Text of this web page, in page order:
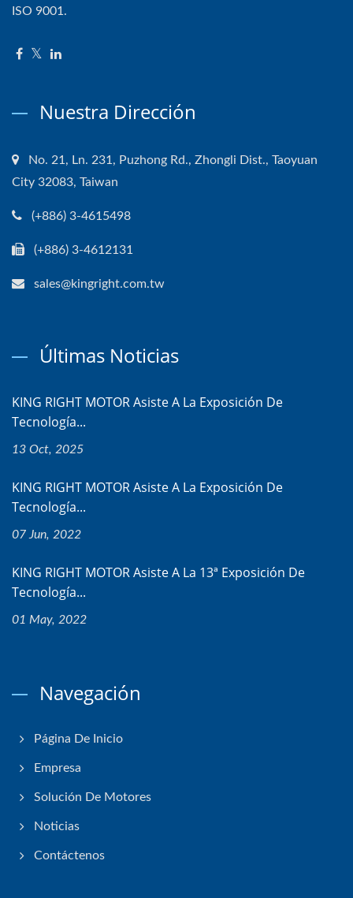
ISO 9001.
Nuestra Dirección
No. 21, Ln. 231, Puzhong Rd., Zhongli Dist., Taoyuan
City 32083, Taiwan
(+886) 3-4615498
(+886) 3-4612131
sales@kingright.com.tw
Últimas Noticias
KING RIGHT MOTOR Asiste A La Exposición De
Tecnología...
13 Oct, 2025
KING RIGHT MOTOR Asiste A La Exposición De
Tecnología...
07 Jun, 2022
KING RIGHT MOTOR Asiste A La 13ª Exposición De
Tecnología...
01 May, 2022
Navegación
Página De Inicio
Empresa
Solución De Motores
Noticias
Contáctenos